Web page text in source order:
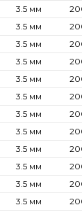
3.5 мм
3.5 мм
3.5 мм
3.5 мм
3.5 мм
3.5 мм
3.5 мм
3.5 мм
3.5 мм
3.5 мм
3.5 мм
3.5 мм